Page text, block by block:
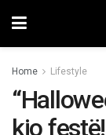
Home Lifestyle
kjo festë!